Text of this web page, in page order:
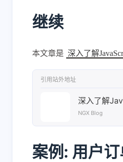
继续
本文章是 深入了解
引用站外地址
深入了解
NGX Blog
案例: 用户